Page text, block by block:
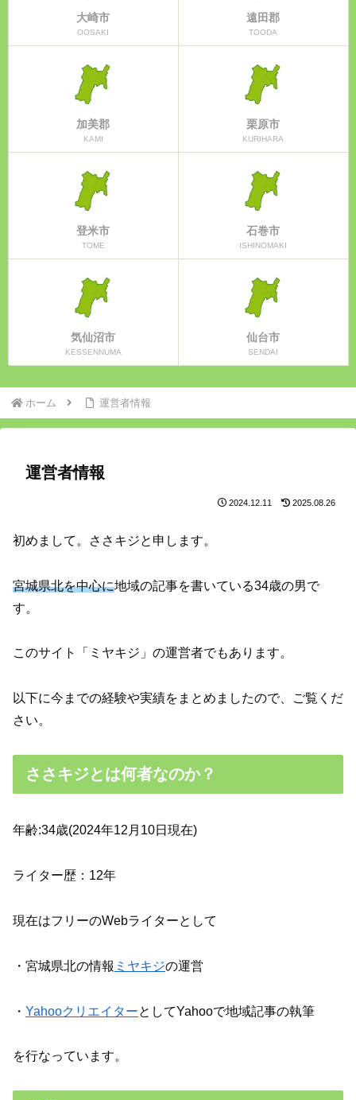
大崎市
OOSAKI
遠田郡
TOODA
加美郡
KAMI
栗原市
KURIHARA
登米市
TOME
石巻市
ISHINOMAKI
気仙沼市
KESSENNUMA
仙台市
SENDAI
ホーム 運営者情報
運営者情報
2024.12.11 2025.08.26
初めまして。ささキジと申します。
宮城県北を中心に地域の記事を書いている34歳の男で
す。
このサイト「ミヤキジ」の運営者でもあります。
以下に今までの経験や実績をまとめましたので、ご覧くだ
さい。
ささキジとは何者なのか？
年齢:34歳(2024年12月10日現在)
ライター歴：12年
現在はフリーのWebライターとして
・宮城県北の情報 ミヤキジの運営
・ YahooクリエイターとしてYahooで地域記事の執筆
を行なっています。